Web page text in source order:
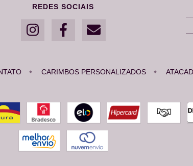
REDES SOCIAIS
CARIMBOS PERSONALIZADOS